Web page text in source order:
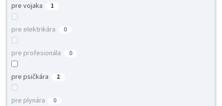
pre vojaka 1
pre elektrikára 0
pre profesionála 0
pre psičkára 2
pre plynára 0